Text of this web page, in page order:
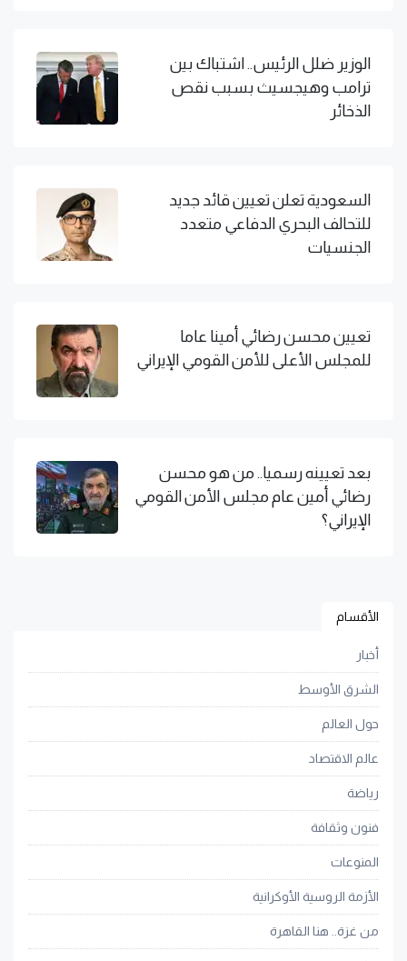
الوزير ضلل الرئيس.. اشتباك بين
ترامب وهيجسيث بسبب نقص
الذخائر
السعودية تعلن تعيين قائد جديد
للتحالف البحري الدفاعي متعدد
الجنسيات
تعيين محسن رضائي أمينا عاما
للمجلس الأعلى للأمن القومي الإيراني
بعد تعيينه رسميا.. من هو محسن
رضائي أمين عام مجلس الأمن القومي
الإيراني؟
الأقسام
أخبار
الشرق الأوسط
حول العالم
عالم الاقتصاد
رياضة
فنون وثقافة
المنوعات
الأزمة الروسية الأوكرانية
من غزة.. هنا القاهرة